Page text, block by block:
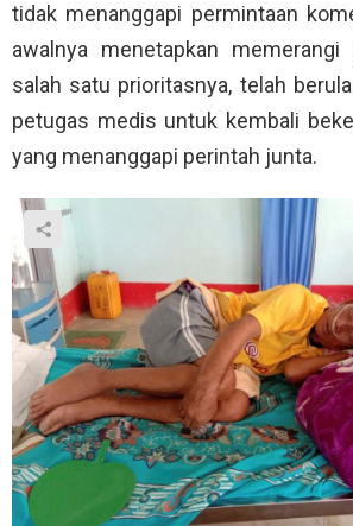
tidak menanggapi permintaan
awalnya menetapkan memerangi
salah satu prioritasnya, telah
petugas medis untuk kembali
yang menanggapi perintah junta.